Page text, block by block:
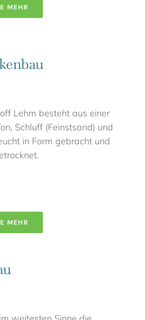
MEHR
Lehm besteht aus einer
Schluff (Feinstsand) und
in Form gebracht und
MEHR